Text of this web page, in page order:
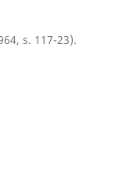
s. 117-23).